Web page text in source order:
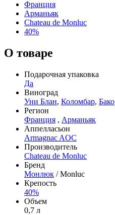
Франция
Арманьяк
Chateau de Monluc
40%
О товаре
Подарочная упаковка
Да
Виноград
Уни Блан, Коломбар, Бако
Регион
Франция , Арманьяк
Аппелласьон
Armagnac AOC
Производитель
Chateau de Monluc
Бренд
Монлюк / Monluc
Крепость
40%
Объем
0,7 л